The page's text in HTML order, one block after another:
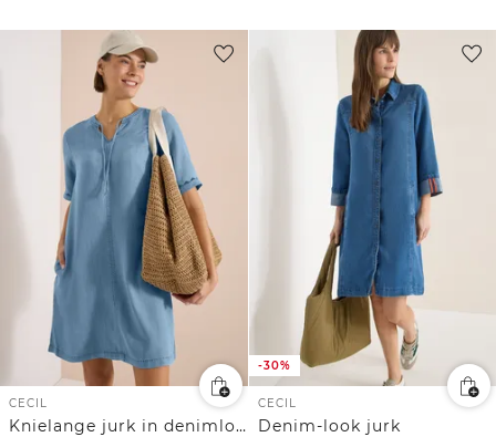
CECIL
Knielange jurk in denimlook
-30%
CECIL
Denim-look jurk